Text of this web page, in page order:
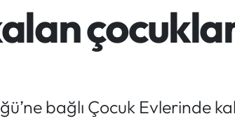
bağlı Çocuk Evlerinde